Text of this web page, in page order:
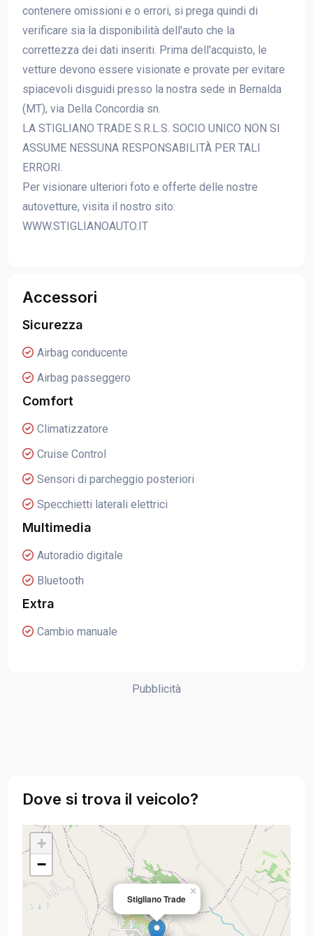
contenere omissioni e o errori, si prega quindi di
verificare sia la disponibilità dell'auto che la
correttezza dei dati inseriti. Prima dell'acquisto, le
vetture devono essere visionate e provate per evitare
spiacevoli disguidi presso la nostra sede in Bernalda
(MT), via Della Concordia sn.
LA STIGLIANO TRADE S.R.L.S. SOCIO UNICO NON SI
ASSUME NESSUNA RESPONSABILITÀ PER TALI
ERRORI.
Per visionare ulteriori foto e offerte delle nostre
autovetture, visita il nostro sito:
WWW.STIGLIANOAUTO.IT
Accessori
Sicurezza
Airbag conducente
Airbag passeggero
Comfort
Climatizzatore
Cruise Control
Sensori di parcheggio posteriori
Specchietti laterali elettrici
Multimedia
Autoradio digitale
Bluetooth
Extra
Cambio manuale
Pubblicità
Dove si trova il veicolo?
Stigliano Trade
×
+
−